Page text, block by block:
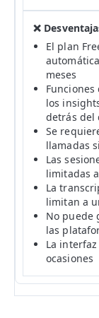
El plan
meses
los
detrás del
Se
llamadas
Las
limitadas
La
limitan a
No puede
las
La
ocasiones